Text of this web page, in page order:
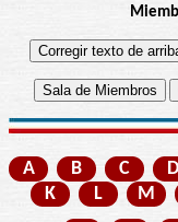
A B C D
K
L M